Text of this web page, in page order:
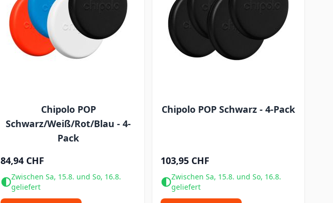
Chipolo POP
Schwarz/Weiß/Rot/Blau - 4-
Pack
84,94 CHF
Zwischen Sa, 15.8. und So, 16.8.
geliefert
Chipolo POP Schwarz - 4-Pack
103,95 CHF
Zwischen Sa, 15.8. und So, 16.8.
geliefert